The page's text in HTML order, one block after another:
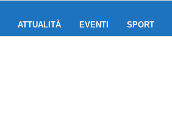
ATTUALITÀ EVENTI SPORT